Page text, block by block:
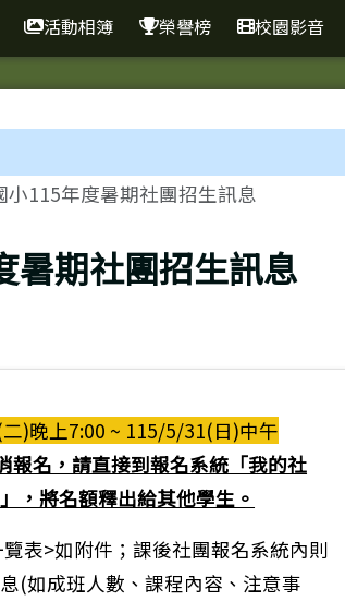
活動相簿 榮譽榜 校園影音
小115年度暑期社團招生訊息
暑期社團招生訊息
)晚上7:00 ~ 115/5/31(日)中午
報名，請直接到報名系統「我的社
，將名額釋出給其他學生。
表>如附件；課後社團報名系統內則
(如成班人數、課程內容、注意事